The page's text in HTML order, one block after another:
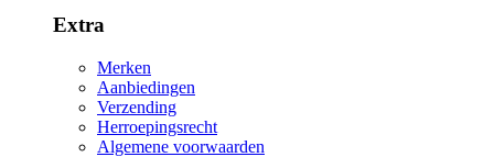
Extra
Merken
Aanbiedingen
Verzending
Herroepingsrecht
Algemene voorwaarden